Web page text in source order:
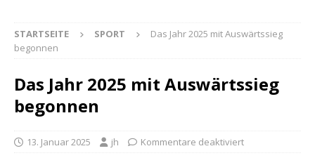
STARTSEITE SPORT
Das Jahr 2025 mit Auswärtssieg
begonnen
Das Jahr 2025 mit Auswärtssieg
begonnen
13. Januar 2025 jh Kommentare deaktiviert